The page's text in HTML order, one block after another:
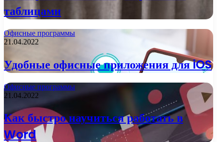
таблицами
Офисные программы
21.04.2022
Удобные офисные приложения для iOS
Офисные программы
21.04.2022
Как быстро научиться работать в
Word